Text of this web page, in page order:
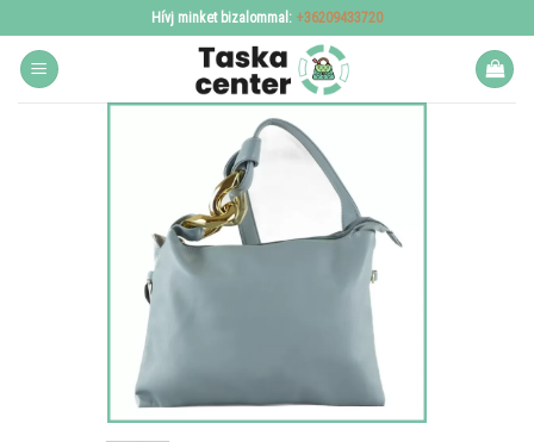
to
content
Hívj minket bizalommal: +36209433720